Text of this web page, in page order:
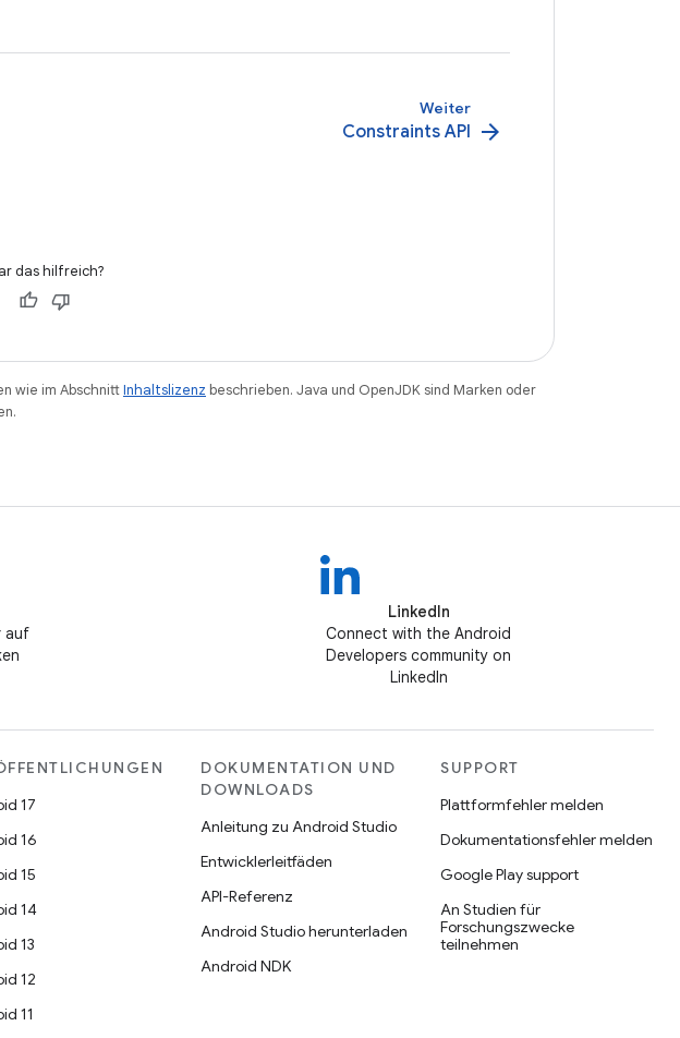
Weiter
Constraints API arrow_forward
das hilfreich?
wie im AbschnittInhaltslizenz beschrieben. Java und OpenJDK sind Marken oder
auf
LinkedIn
Connect with the Android
Developers community on
LinkedIn
17
16
15
14
13
12
11
DOKUMENTATION UND
DOWNLOADS
Anleitung zu Android Studio
Entwicklerleitfäden
API-Referenz
Android Studio herunterladen
Android NDK
SUPPORT
Plattformfehler melden
Dokumentationsfehler melden
Google Play support
An Studien für
Forschungszwecke
teilnehmen